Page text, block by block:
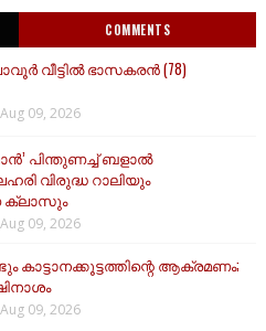
COMMENTS
വീട്ടിൽ ഭാസകരൻ (78)
Aug 09, 2026
പിന്തുണച്ച് ബളാൽ
വിരുദ്ധ റാലിയും
Aug 09, 2026
കാട്ടാനക്കൂട്ടത്തിന്റെ ആക്രമണം;
Aug 09, 2026